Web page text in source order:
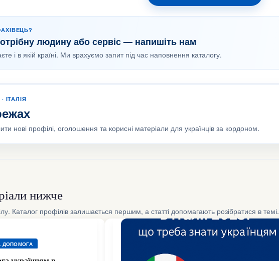
людину або сервіс — напишіть нам
і в якій країні. Ми врахуємо запит під час наповнення каталогу.
нові профілі, оголошення та корисні матеріали для українців за кордоном.
нижче
Каталог профілів залишається першим, а статті допомагають розібратися в темі.
ДОПОМОГА